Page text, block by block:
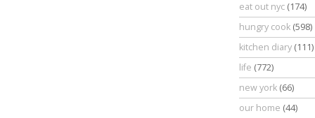
eat out nyc (174)
hungry cook (598)
kitchen diary (111)
life (772)
new york (66)
our home (44)